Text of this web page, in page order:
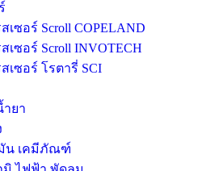
เซอร์ Scroll COPELAND
เซอร์ Scroll INVOTECH
เซอร์ โรตารี่ SCI
ยา
น เคมีภัณฑ์